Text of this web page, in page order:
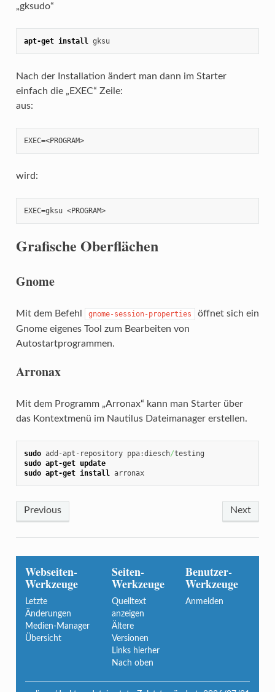
„gksudo“
apt-get install gksu
Nach der Installation ändert man dann im Starter
einfach die „EXEC“ Zeile:
aus:
EXEC=<PROGRAM>
wird:
EXEC=gksu <PROGRAM>
Grafische Oberflächen
Gnome
Mit dem Befehl gnome-session-properties
öffnet sich ein
Gnome eigenes Tool zum Bearbeiten von
Autostartprogrammen.
Arronax
Mit dem Programm „Arronax“ kann man Starter über
das Kontextmenü im Nautilus Dateimanager erstellen.
sudo add-apt-repository ppa:diesch/
sudo apt-get update
sudo apt-get install arronax
Previous Next
Webseiten-
Werkzeuge
Letzte
Änderungen
Medien-Manager
Übersicht
Seiten-
Werkzeuge
Quelltext
anzeigen
Ältere
Versionen
Links hierher
Nach oben
Benutzer-
Werkzeuge
Anmelden